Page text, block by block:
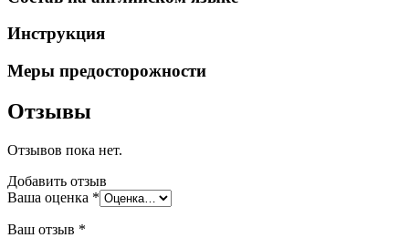
Инструкция
Меры предосторожности
Отзывы
Отзывов пока нет.
Добавить отзыв
Ваша оценка *
Ваш отзыв *